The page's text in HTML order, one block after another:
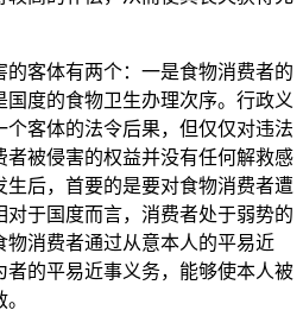
客体有两个：一是食物消费者的
度的食物卫生办理次序。行政义
客体的法令后果，但仅仅对违法
被侵害的权益并没有任何解救感
后，首要的是要对食物消费者遭
于国度而言，消费者处于弱势的
消费者通过从意本人的平易近
的平易近事义务，能够使本人被